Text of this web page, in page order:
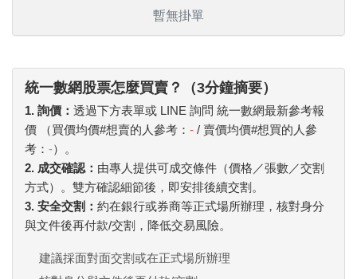
暫無掛單
統一數網股票怎麼買賣？（3分鐘摘要）
1. 詢價： 透過下方表單或 LINE 詢問 統一數網最新參考報
價 （買價均價#想賣的人參考： - / 賣價均價#想買的人參
考： -）。
2. 成交確認： 由專人提供可成交條件（價格／張數／交割
方式）。雙方確認細節後，即安排後續交割。
3. 安全交割： 約在銀行或券商等正式場所辦理，核對身分
與文件後再付款/交割，降低交易風險。
建議採面對面交割或在正式場所辦理